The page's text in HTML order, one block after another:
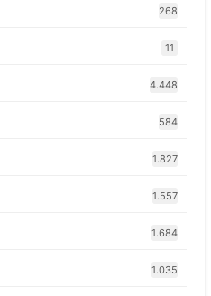
268
11
4.448
584
1.827
1.557
1.684
1.035